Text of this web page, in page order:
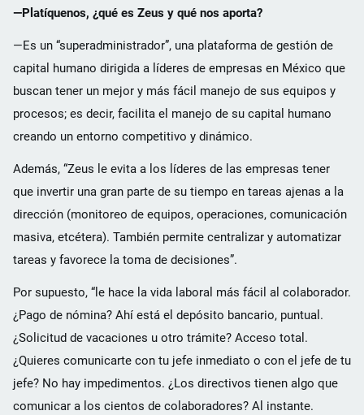
—Platíquenos, ¿qué es Zeus y qué nos aporta?
—Es un “superadministrador”, una plataforma de gestión de
capital humano dirigida a líderes de empresas en México que
buscan tener un mejor y más fácil manejo de sus equipos y
procesos; es decir, facilita el manejo de su capital humano
creando un entorno competitivo y dinámico.
Además, “Zeus le evita a los líderes de las empresas tener
que invertir una gran parte de su tiempo en tareas ajenas a la
dirección (monitoreo de equipos, operaciones, comunicación
masiva, etcétera). También permite centralizar y automatizar
tareas y favorece la toma de decisiones”.
Por supuesto, “le hace la vida laboral más fácil al colaborador.
¿Pago de nómina? Ahí está el depósito bancario, puntual.
¿Solicitud de vacaciones u otro trámite? Acceso total.
¿Quieres comunicarte con tu jefe inmediato o con el jefe de tu
jefe? No hay impedimentos. ¿Los directivos tienen algo que
comunicar a los cientos de colaboradores? Al instante.